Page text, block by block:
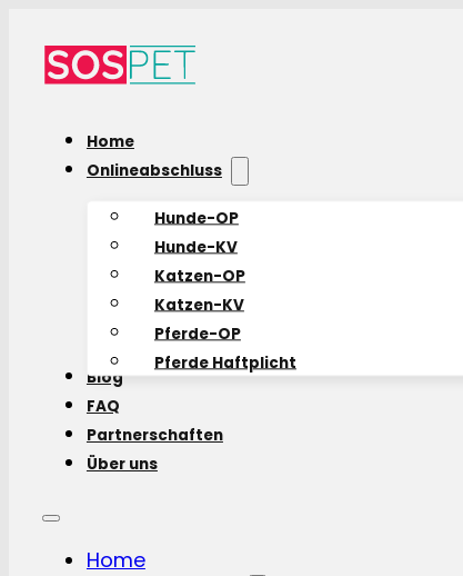
Home
Onlineabschluss
Hunde-OP
Hunde-KV
Katzen-OP
Katzen-KV
Pferde-OP
Pferde Haftplicht
Blog
FAQ
Partnerschaften
Über uns
Home